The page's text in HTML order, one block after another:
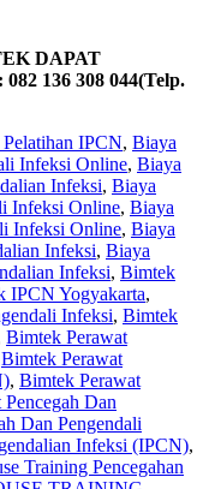
DAPAT
136 308 044(Telp.
IPCN, Biaya
Infeksi Online, Biaya
Infeksi, Biaya
Infeksi Online, Biaya
Infeksi Online, Biaya
Infeksi, Biaya
Infeksi, Bimtek
IPCN Yogyakarta,
Infeksi, Bimtek
Bimtek Perawat
Bimtek Perawat
, Bimtek Perawat
Dan
Dan Pengendali
Infeksi (IPCN),
Training Pencegahan